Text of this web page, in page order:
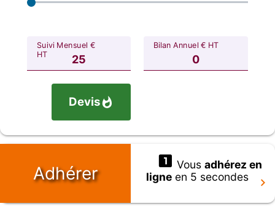
Suivi Mensuel €
HT
Bilan Annuel € HT
Devis
Adhérer Vousadhérez en
ligneen 5 secondes